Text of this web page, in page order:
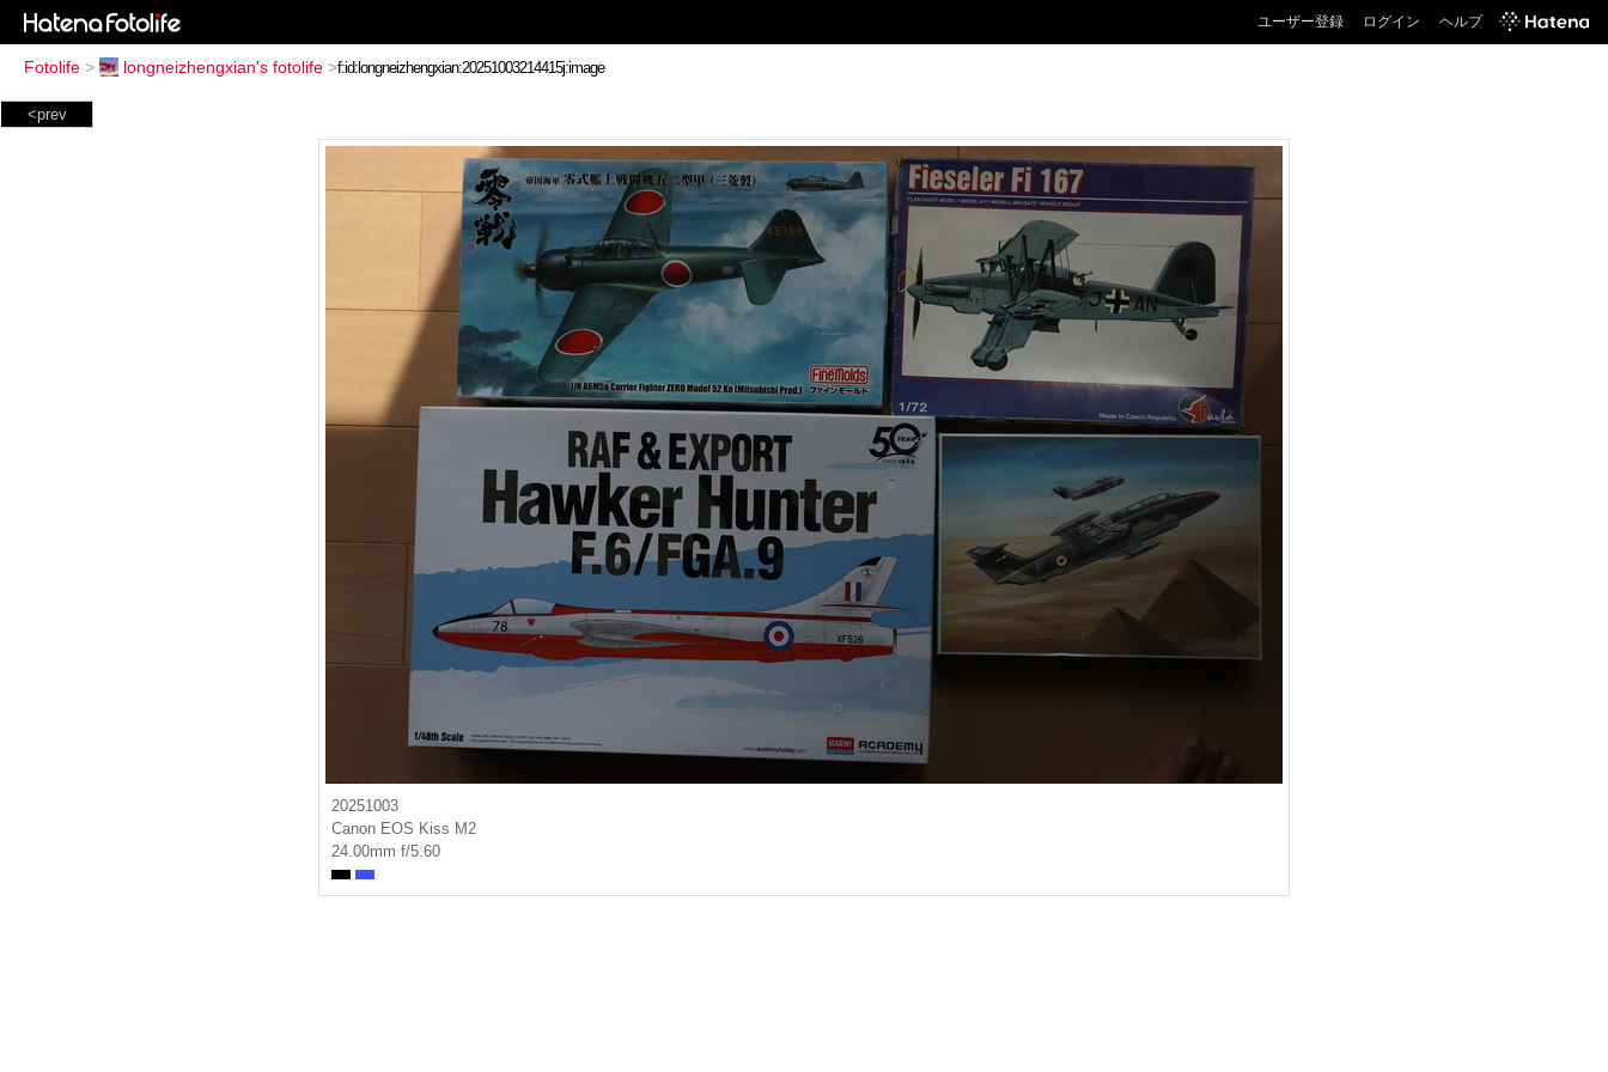
ユーザー登録 ログイン ヘルプ
Fotolife > longneizhengxian's fotolife >
<prev
20251003
Canon EOS Kiss M2
24.00mm f/5.60